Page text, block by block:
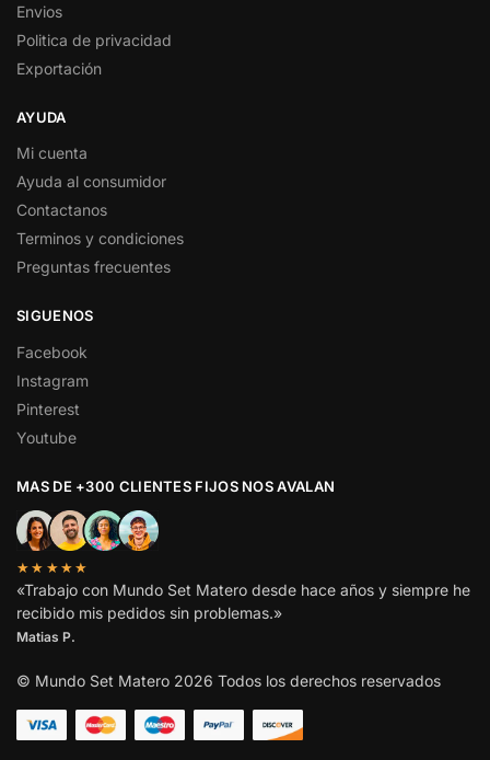
Envios
Politica de privacidad
Exportación
AYUDA
Mi cuenta
Ayuda al consumidor
Contactanos
Terminos y condiciones
Preguntas frecuentes
SIGUENOS
Facebook
Instagram
Pinterest
Youtube
MAS DE +300 CLIENTES FIJOS NOS AVALAN
★★★★★
«Trabajo con Mundo Set Matero desde hace años y siempre he
recibido mis pedidos sin problemas.»
Matias P.
© Mundo Set Matero 2026 Todos los derechos reservados